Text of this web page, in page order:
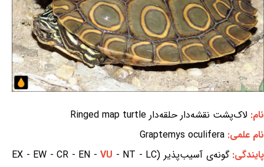
نام: لاک‌پشت نقشه‌دار حلقه‌دار Ringed map turtle
نام علمی: Graptemys oculifera
پایندگی:گونه‌ی آسیب‌پذیر (EX - EW - CR - EN - VU - NT - LC